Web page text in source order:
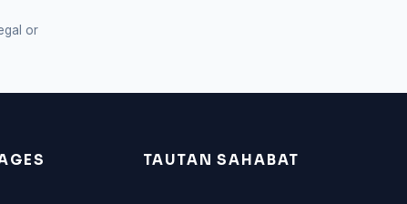
or
TAUTAN SAHABAT